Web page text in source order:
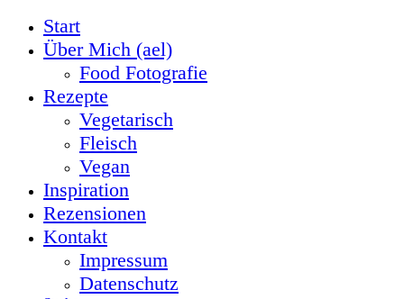
Start
Über Mich (ael)
Food Fotografie
Rezepte
Vegetarisch
Fleisch
Vegan
Inspiration
Rezensionen
Kontakt
Impressum
Datenschutz